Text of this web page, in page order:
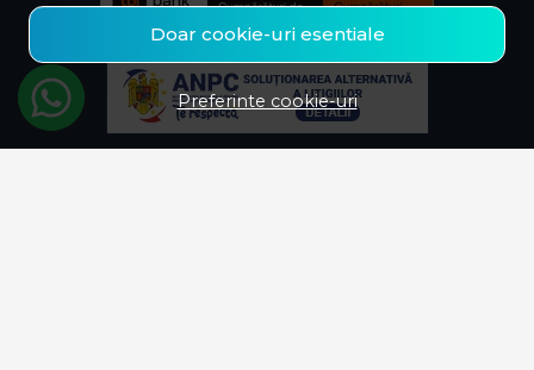
Doar cookie-uri esentiale
Preferinte cookie-uri